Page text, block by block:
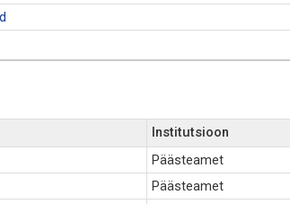
Institutsioon
Päästeamet
Päästeamet